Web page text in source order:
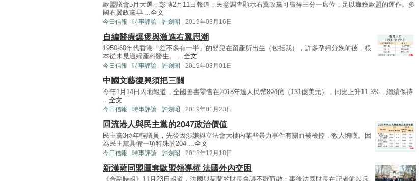
歐盟議會5月大選，彭博2月11日報道，民意調查顯示右翼政黨可贏得三分一席位，足以癱瘓歐盟的運作。多
國右翼政黨早 ...全文
今日信報 時事評論 許劍昭 2019年03月16日
自編醫療爆煲與激進右翼思潮
1950-60年代香港「差不多有一半」的嬰兒在留產所出生（包括我），許多孕婦分娩前後，根
本從未見過婦產科醫生。 ...全文
今日信報 時事評論 許劍昭 2019年03月01日
中國文藝復興須把三關
今年1月14日內地報道，全國圖書零售在2018年達人民幣894億（131億美元），同比上升11.3%，繼續保持
...全文
今日信報 時事評論 許劍昭 2019年01月23日
回流港人與民主黨的2047政治價值
民主黨3位年輕議員，先後因涉嫌與立法會大樓內某些暴力事件有關而被檢控，教人惋嘆。因
為民主黨具備一項特殊的204 ...全文
今日信報 時事評論 許劍昭 2018年12月18日
新漢薩同盟圖奪歐盟領導權 法國外內交困
《金融時報》11月23日報道，法國與荷蘭的財長會議不歡而散；事後法國財長在記者前以斥